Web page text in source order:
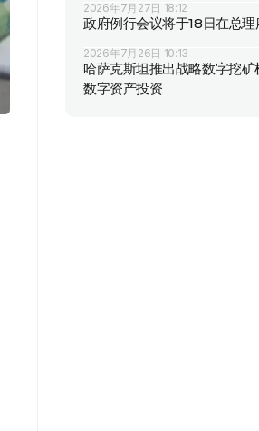
2026年7月27日 18:12
政府例行会议将于18日在总理
2026年7月26日 10:13
哈萨克斯坦推出战略数字挖矿
数字资产投资